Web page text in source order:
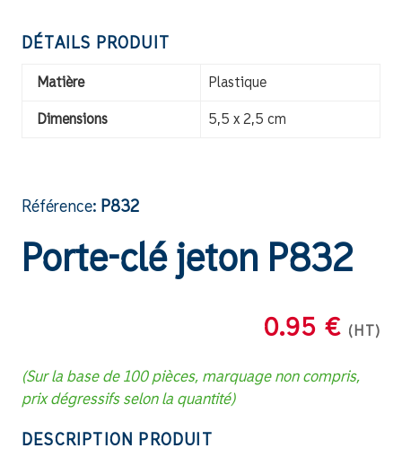
DÉTAILS PRODUIT
Matière Plastique
Dimensions 5,5 x 2,5 cm
Référence: P832
Porte-clé jeton P832
0.95 € (HT)
(Sur la base de 100 pièces, marquage non compris,
prix dégressifs selon la quantité)
DESCRIPTION PRODUIT